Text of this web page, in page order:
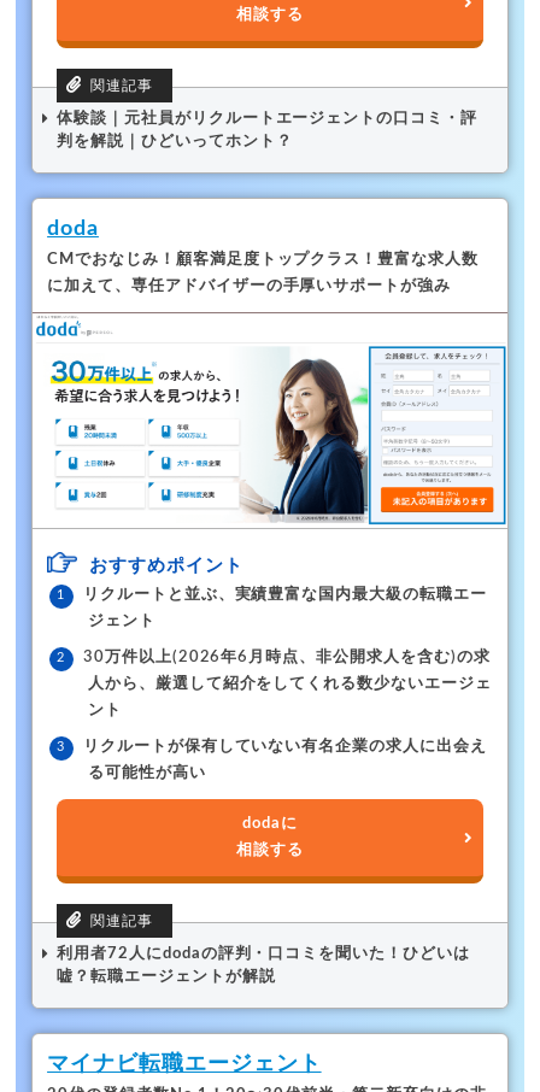
相談する
体験談｜元社員がリクルートエージェントの口コミ・評
判を解説｜ひどいってホント？
doda
CMでおなじみ！顧客満足度トップクラス！豊富な求人数
に加えて、専任アドバイザーの手厚いサポートが強み
おすすめポイント
リクルートと並ぶ、実績豊富な国内最大級の転職エー
ジェント
30万件以上(2026年6月時点、非公開求人を含む)の求
人から、厳選して紹介をしてくれる数少ないエージェ
ント
リクルートが保有していない有名企業の求人に出会え
る可能性が高い
dodaに
相談する
利用者72人にdodaの評判・口コミを聞いた！ひどいは
嘘？転職エージェントが解説
マイナビ転職エージェント